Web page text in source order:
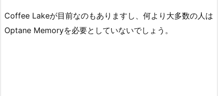
Coffee Lakeが目前なのもありますし、何より大多数の人は
Optane Memoryを必要としていないでしょう。